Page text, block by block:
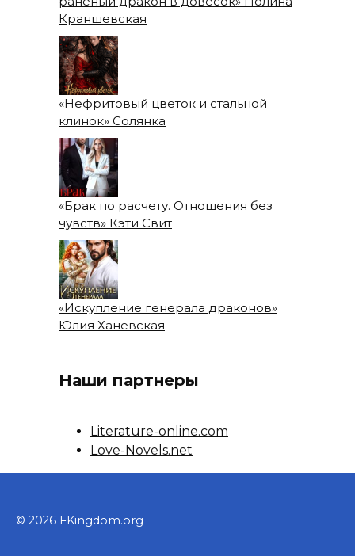
Краншевская
«Нефритовый цветок и стальной
клинок» Солянка
«Брак по расчету. Отношения без
чувств» Кэти Свит
«Искупление генерала драконов»
Юлия Ханевская
Наши партнеры
Literature-online.com
Love-Novels.net
© 2026 FKingdom.org